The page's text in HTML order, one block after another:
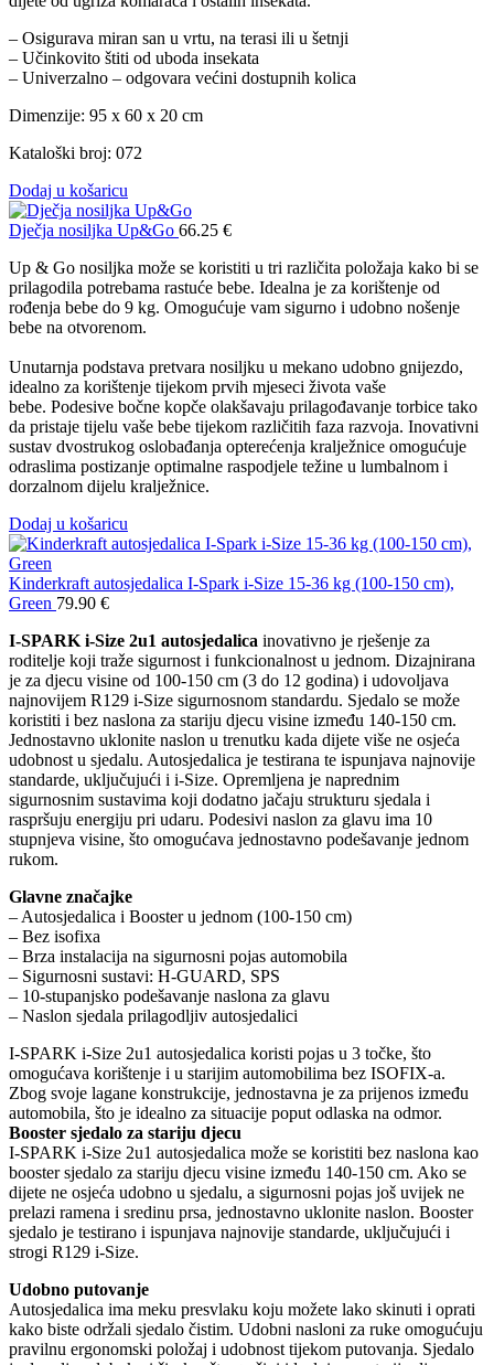
– Osigurava miran san u vrtu, na terasi ili u šetnji
– Učinkovito štiti od uboda insekata
– Univerzalno – odgovara većini dostupnih kolica
Dimenzije: 95 x 60 x 20 cm
Kataloški broj: 072
Dodaj u košaricu
Dječja nosiljka Up&Go 66.25 €
Up & Go nosiljka može se koristiti u tri različita položaja kako bi se
prilagodila potrebama rastuće bebe. Idealna je za korištenje od
rođenja bebe do 9 kg. Omogućuje vam sigurno i udobno nošenje
bebe na otvorenom.
Unutarnja podstava pretvara nosiljku u mekano udobno gnijezdo,
idealno za korištenje tijekom prvih mjeseci života vaše
bebe. Podesive bočne kopče olakšavaju prilagođavanje torbice tako
da pristaje tijelu vaše bebe tijekom različitih faza razvoja. Inovativni
sustav dvostrukog oslobađanja opterećenja kralježnice omogućuje
odraslima postizanje optimalne raspodjele težine u lumbalnom i
dorzalnom dijelu kralježnice.
Dodaj u košaricu
Kinderkraft autosjedalica I-Spark i-Size 15-36 kg (100-150 cm),
Green 79.90 €
I-SPARK i-Size 2u1 autosjedalica inovativno je rješenje za
roditelje koji traže sigurnost i funkcionalnost u jednom. Dizajnirana
je za djecu visine od 100-150 cm (3 do 12 godina) i udovoljava
najnovijem R129 i-Size sigurnosnom standardu. Sjedalo se može
koristiti i bez naslona za stariju djecu visine između 140-150 cm.
Jednostavno uklonite naslon u trenutku kada dijete više ne osjeća
udobnost u sjedalu. Autosjedalica je testirana te ispunjava najnovije
standarde, uključujući i i-Size. Opremljena je naprednim
sigurnosnim sustavima koji dodatno jačaju strukturu sjedala i
raspršuju energiju pri udaru. Podesivi naslon za glavu ima 10
stupnjeva visine, što omogućava jednostavno podešavanje jednom
rukom.
Glavne značajke
– Autosjedalica i Booster u jednom (100-150 cm)
– Bez isofixa
– Brza instalacija na sigurnosni pojas automobila
– Sigurnosni sustavi: H-GUARD, SPS
– 10-stupanjsko podešavanje naslona za glavu
– Naslon sjedala prilagodljiv autosjedalici
I-SPARK i-Size 2u1 autosjedalica koristi pojas u 3 točke, što
omogućava korištenje i u starijim automobilima bez ISOFIX-a.
Zbog svoje lagane konstrukcije, jednostavna je za prijenos između
automobila, što je idealno za situacije poput odlaska na odmor.
Booster sjedalo za stariju djecu
I-SPARK i-Size 2u1 autosjedalica može se koristiti bez naslona kao
booster sjedalo za stariju djecu visine između 140-150 cm. Ako se
dijete ne osjeća udobno u sjedalu, a sigurnosni pojas još uvijek ne
prelazi ramena i sredinu prsa, jednostavno uklonite naslon. Booster
sjedalo je testirano i ispunjava najnovije standarde, uključujući i
strogi R129 i-Size.
Udobno putovanje
Autosjedalica ima meku presvlaku koju možete lako skinuti i oprati
kako biste održali sjedalo čistim. Udobni nasloni za ruke omogućuju
pravilnu ergonomski položaj i udobnost tijekom putovanja. Sjedalo